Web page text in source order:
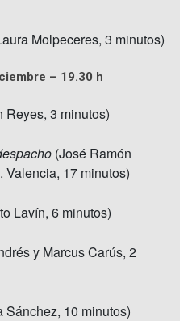
Molpeceres, 3 minutos)
– 19.30 h
Reyes, 3 minutos)
(José Ramón
Valencia, 17 minutos)
Lavín, 6 minutos)
y Marcus Carús, 2
10 minutos)